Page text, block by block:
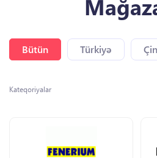
Bütün Türkiyə Çin
Kateqoriyalar